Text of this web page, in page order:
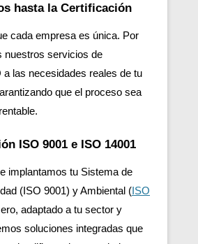
hasta la Certificación
cada empresa es única. Por
nuestros servicios de
las necesidades reales de tu
que el proceso sea
ISO 9001 e ISO 14001
implantamos tu Sistema de
(ISO 9001) y Ambiental (ISO
adaptado a tu sector y
soluciones integradas que